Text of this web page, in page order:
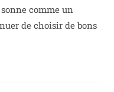
comme un
de choisir de bons